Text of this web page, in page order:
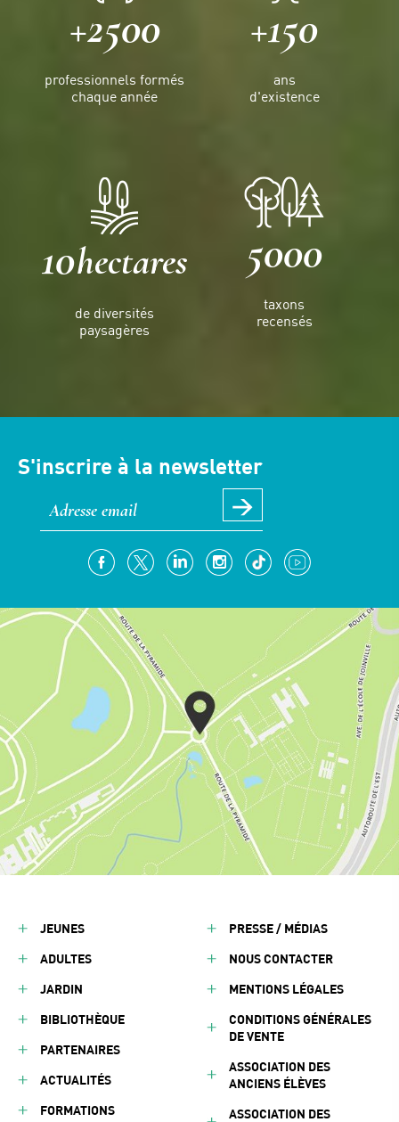
+2500
professionnels formés
chaque année
+150
ans
d'existence
10hectares
de diversités
paysagères
5000
taxons
recensés
S'inscrire à la newsletter
JEUNES
ADULTES
JARDIN
BIBLIOTHÈQUE
PARTENAIRES
ACTUALITÉS
FORMATIONS
PRESSE / MÉDIAS
NOUS CONTACTER
MENTIONS LÉGALES
CONDITIONS GÉNÉRALES
DE VENTE
ASSOCIATION DES
ANCIENS ÉLÈVES
ASSOCIATION DES